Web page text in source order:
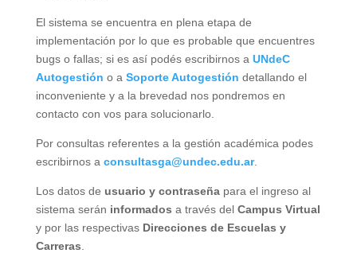
El sistema se encuentra en plena etapa de
implementación por lo que es probable que encuentres
bugs o fallas; si es así podés escribirnos a UNdeC
Autogestión o a Soporte Autogestión detallando el
inconveniente y a la brevedad nos pondremos en
contacto con vos para solucionarlo.
Por consultas referentes a la gestión académica podes
escribirnos a consultasga@undec.edu.ar.
Los datos de usuario y contraseñapara el ingreso al
sistema serán informados a través del Campus Virtual
y por las respectivas Direcciones de Escuelas y
Carreras